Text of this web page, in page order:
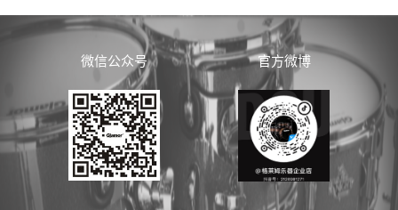
微信公众号 官方微博